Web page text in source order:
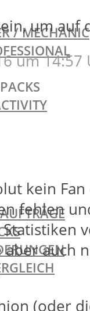
/ MECHANIC
um auf
um 14:57
kein
fehlen
aber auch
(oder